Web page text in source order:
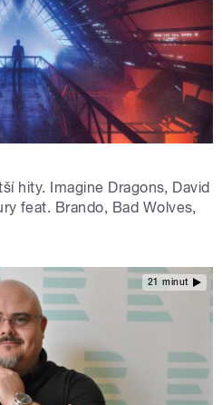
hity. Imagine Dragons, David
feat. Brando, Bad Wolves,
21 minut